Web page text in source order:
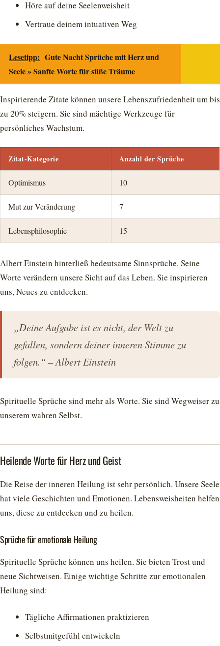
Höre auf deine Seelenweisheit
Vertraue deinem intuativen Weg
Lesetipp: Gute Nacht Sprüche mit Herz und
Seele » Sanfte Worte für süße Träume
Inspirierende Zitate können unsere Lebenszufriedenheit um bis
zu 20% steigern. Sie sind mächtige Werkzeuge für
persönliches Wachstum.
Zitat-Kategorie Anzahl der Sprüche
Optimismus 10
Mut zur Veränderung 7
Lebensphilosophie 15
Albert Einstein hinterließ bedeutsame Sinnsprüche. Seine
Worte verändern unsere Sicht auf das Leben. Sie inspirieren
uns, Neues zu entdecken.
„Deine Aufgabe ist es nicht, der Welt zu
gefallen, sondern deiner inneren Stimme zu
folgen.“ – Albert Einstein
Spirituelle Sprüche sind mehr als Worte. Sie sind Wegweiser zu
unserem wahren Selbst.
Heilende Worte für Herz und Geist
Die Reise der inneren Heilung ist sehr persönlich. Unsere Seele
hat viele Geschichten und Emotionen. Lebensweisheiten helfen
uns, diese zu entdecken und zu heilen.
Sprüche für emotionale Heilung
Spirituelle Sprüche können uns heilen. Sie bieten Trost und
neue Sichtweisen. Einige wichtige Schritte zur emotionalen
Heilung sind:
Tägliche Affirmationen praktizieren
Selbstmitgefühl entwickeln